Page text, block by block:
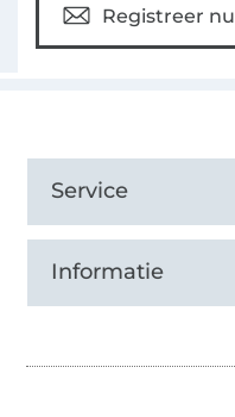
Registreer nu
Service
Informatie